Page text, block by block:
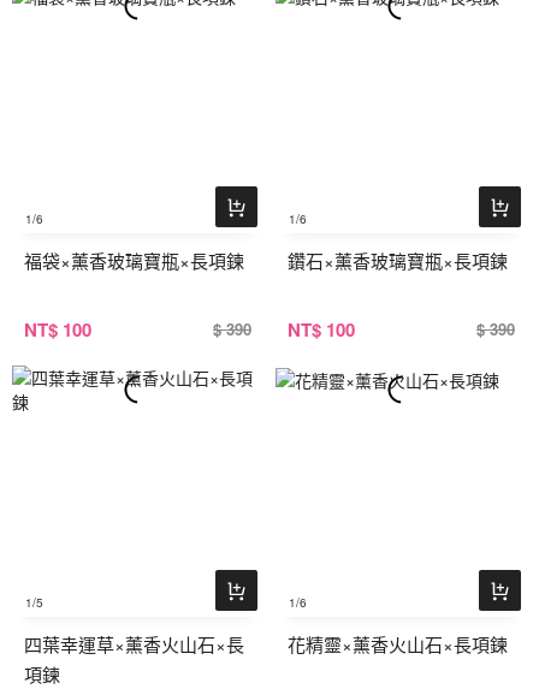
1/6
福袋×薰香玻璃寶瓶×長項鍊
NT$ 100 $ 390
1/6
鑽石×薰香玻璃寶瓶×長項鍊
NT$ 100 $ 390
1/5
四葉幸運草×薰香火山石×長
項鍊
1/6
花精靈×薰香火山石×長項鍊